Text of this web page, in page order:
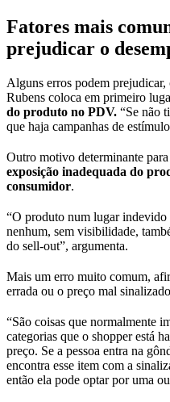
Fatores mais
prejudicar o
Alguns erros podem
Rubens coloca em primeiro
do produto no PDV. “Se não
que haja campanhas de
Outro motivo determinante
exposição inadequada do
consumidor.
“O produto num lugar indevido
nenhum, sem visibilidade,
do sell-out”, argumenta.
Mais um erro muito comum,
errada ou o preço mal
“São coisas que normalmente
categorias que o shopper está
preço. Se a pessoa entra na
encontra esse item com a
então ela pode optar por uma